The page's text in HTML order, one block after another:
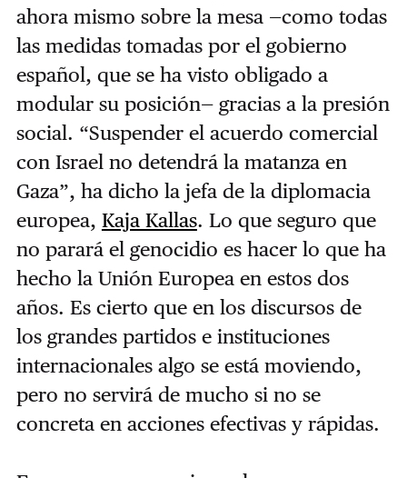
ahora mismo sobre la mesa —como todas
las medidas tomadas por el gobierno
español, que se ha visto obligado a
modular su posición— gracias a la presión
social. “Suspender el acuerdo comercial
con Israel no detendrá la matanza en
Gaza”, ha dicho la jefa de la diplomacia
europea, Kaja Kallas. Lo que seguro que
no parará el genocidio es hacer lo que ha
hecho la Unión Europea en estos dos
años. Es cierto que en los discursos de
los grandes partidos e instituciones
internacionales algo se está moviendo,
pero no servirá de mucho si no se
concreta en acciones efectivas y rápidas.